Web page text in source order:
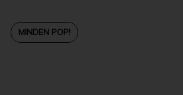
MINDEN POP!